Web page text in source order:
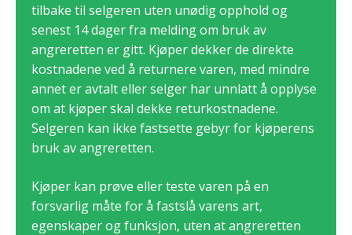
tilbake til selgeren uten unødig opphold og
senest 14 dager fra melding om bruk av
angreretten er gitt. Kjøper dekker de direkte
kostnadene ved å returnere varen, med mindre
annet er avtalt eller selger har unnlatt å opplyse
om at kjøper skal dekke returkostnadene.
Selgeren kan ikke fastsette gebyr for kjøperens
bruk av angreretten.
Kjøper kan prøve eller teste varen på en
forsvarlig måte for å fastslå varens art,
egenskaper og funksjon, uten at angreretten